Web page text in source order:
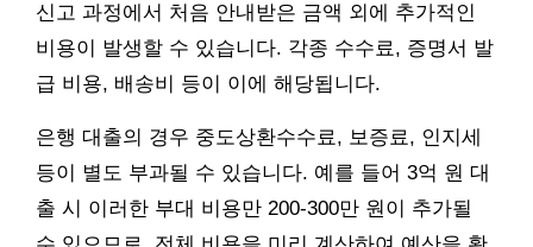
신고 과정에서 처음 안내받은 금액 외에 추가적인
비용이 발생할 수 있습니다. 각종 수수료, 증명서 발
급 비용, 배송비 등이 이에 해당됩니다.
은행 대출의 경우 중도상환수수료, 보증료, 인지세
등이 별도 부과될 수 있습니다. 예를 들어 3억 원 대
출 시 이러한 부대 비용만 200-300만 원이 추가될